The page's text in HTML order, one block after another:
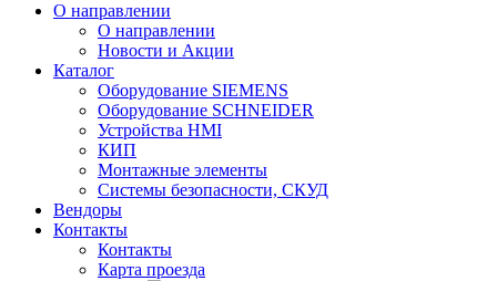
О направлении
О направлении
Новости и Акции
Каталог
Оборудование SIEMENS
Оборудование SCHNEIDER
Устройства HMI
КИП
Монтажные элементы
Системы безопасности, СКУД
Вендоры
Контакты
Контакты
Карта проезда